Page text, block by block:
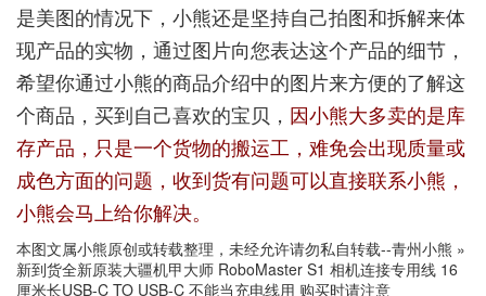
是美图的情况下，小熊还是坚持自己拍图和拆解来体
现产品的实物，通过图片向您表达这个产品的细节，
希望你通过小熊的商品介绍中的图片来方便的了解这
个商品，买到自己喜欢的宝贝， 因小熊大多卖的是库
存产品，只是一个货物的搬运工，难免会出现质量或
成色方面的问题，收到货有问题可以直接联系小熊，
小熊会马上给你解决。
本图文属小熊原创或转载整理，未经允许请勿私自转载--青州小熊 »
新到货全新原装大疆机甲大师 RoboMaster S1 相机连接专用线 16
厘米长USB-C TO USB-C 不能当充电线用 购买时请注意